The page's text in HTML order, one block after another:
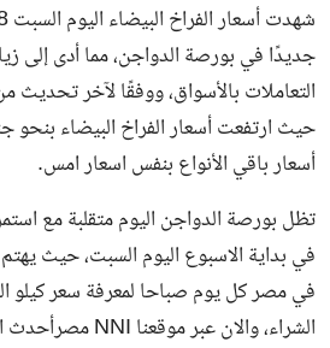
جديدًا في بورصة الدواجن، مما أدى إلى
التعاملات بالأسواق، ووفقًا لآخر تحديث
حيث ارتفعت أسعار الفراخ البيضاء
أسعار باقي الأنواع بنفس اسعار امس.
تظل بورصة الدواجن اليوممتقلبة مع
في بداية الاسبوع اليوم السبت، حيث
في مصر كل يوم صباحا لمعرفة سعر كيلو
الشراء، والان عبر موقعنا NNI مصرأحدث الأسعار.